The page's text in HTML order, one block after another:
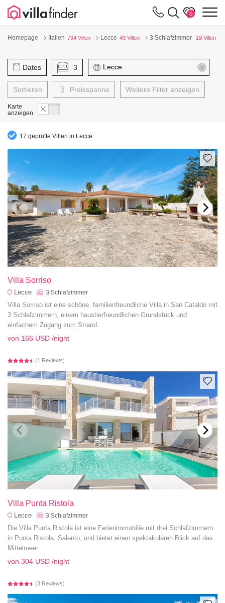
0
Homepage Italien 734 Villen Lecce 43 Villen 3 Schlafzimmer 18 Villen
Dates 3
Sortieren Preisspanne Weitere Filter anzeigen
Karte
anzeigen
17 geprüfte Villen in Lecce
Villa Sorriso
Lecce 3 Schlafzimmer
Villa Sorriso ist eine schöne, familienfreundliche Villa in San Cataldo mit
3 Schlafzimmern, einem haustierfreundlichen Grundstück und
einfachem Zugang zum Strand.
von 166 USD /night
(1 Reviews)
Villa Punta Ristola
Lecce 3 Schlafzimmer
Die Villa Punta Ristola ist eine Ferienimmobilie mit drei Schlafzimmern
in Punta Ristola, Salento, und bietet einen spektakulären Blick auf das
Mittelmeer.
von 304 USD /night
(3 Reviews)
Cookie-Einstellungen